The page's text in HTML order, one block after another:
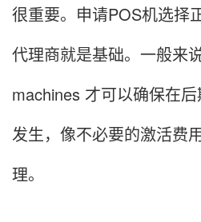
很重要。申请POS机选择
代理商就是基础。一般来
machines 才可以确保在
发生，像不必要的激活费
理。